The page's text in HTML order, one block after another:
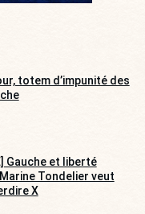
totem d’impunité des
Gauche et liberté
Tondelier veut
X